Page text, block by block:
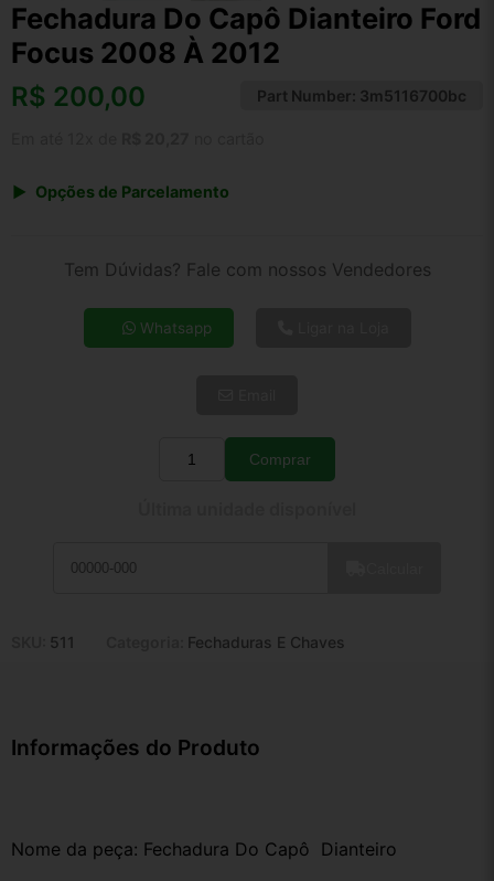
Fechadura Do Capô Dianteiro Ford
Focus 2008 À 2012
R$ 200,00 Part Number: 3m5116700bc
Opções de Parcelamento
4x de R$ 55,43
5x de R$ 44,92
Tem Dúvidas? Fale com nossos Vendedores
Whatsapp
Quantidade
Comprar
511 Fechaduras E Chaves
Informações do Produto
Nome da peça: Fechadura Do Capô  Dianteiro